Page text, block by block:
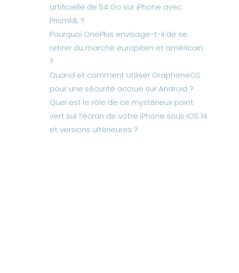
artificielle de 54 Go sur iPhone avec
PrismML ?
Pourquoi OnePlus envisage-t-il de se
retirer du marché européen et américain
?
Quand et comment utiliser GrapheneOS
pour une sécurité accrue sur Android ?
Quel est le rôle de ce mystérieux point
vert sur l’écran de votre iPhone sous iOS 14
et versions ultérieures ?